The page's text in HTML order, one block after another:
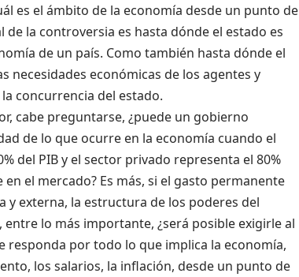
es el ámbito de la economía desde un punto de
la controversia es hasta dónde el estado es
de un país. Como también hasta dónde el
necesidades económicas de los agentes y
concurrencia del estado.
cabe preguntarse, ¿puede un gobierno
de lo que ocurre en la economía cuando el
del PIB y el sector privado representa el 80%
en el mercado? Es más, si el gasto permanente
externa, la estructura de los poderes del
entre lo más importante, ¿será posible exigirle al
por todo lo que implica la economía,
los salarios, la inflación, desde un punto de